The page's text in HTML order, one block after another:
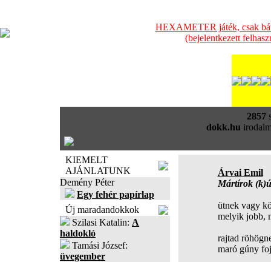
HEXAMETER játék, csak
(bejelentkezett
2857
dokk.hu
KIEMELT
AJÁNLATUNK
Demény Péter
Egy fehér papírlap
Új maradandokkok
Szilasi Katalin: A
haldokló
Tamási József:
üvegember
Árvai Emil
Mártírok
ütnek vagy
melyik jobb,
rajtad
maró gúny